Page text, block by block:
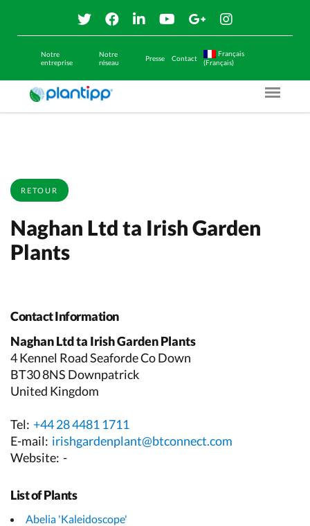
Notre
entreprise
Notre
réseau
Presse Contact
Français
(Français)
Menu
RETOUR
Naghan Ltd ta Irish Garden
Plants
Contact Information
Naghan Ltd ta Irish Garden Plants
4 Kennel Road Seaforde Co Down
BT30 8NS Downpatrick
United Kingdom
Tel: +44 28 4481 1711
E-mail: irishgardenplant@btconnect.com
Website: -
List of Plants
Abelia 'Kaleidoscope'